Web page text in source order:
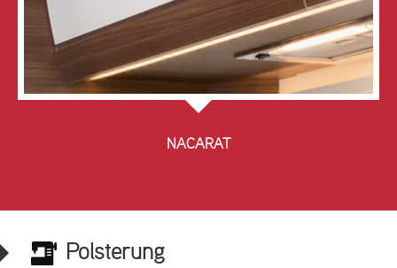
NACARAT
Polsterung